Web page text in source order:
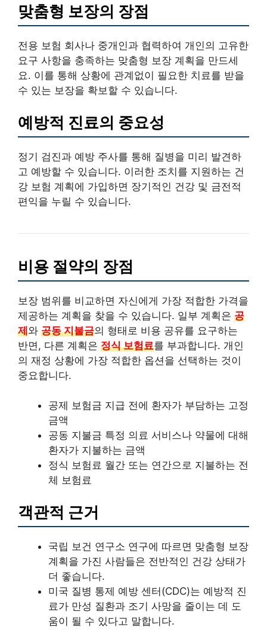
맞춤형 보장의 장점
전용 보험 회사나 중개인과 협력하여 개인의 고유한
요구 사항을 충족하는 맞춤형 보장 계획을 만드세
요. 이를 통해 상황에 관계없이 필요한 치료를 받을
수 있는 보장을 확보할 수 있습니다.
예방적 진료의 중요성
정기 검진과 예방 주사를 통해 질병을 미리 발견하
고 예방할 수 있습니다. 이러한 조치를 지원하는 건
강 보험 계획에 가입하면 장기적인 건강 및 금전적
편익을 누릴 수 있습니다.
비용 절약의 장점
보장 범위를 비교하면 자신에게 가장 적합한 가격을
제공하는 계획을 찾을 수 있습니다. 일부 계획은 공
제와 공동 지불금의 형태로 비용 공유를 요구하는
반면, 다른 계획은 정식 보험료를 부과합니다. 개인
의 재정 상황에 가장 적합한 옵션을 선택하는 것이
중요합니다.
공제 보험금 지급 전에 환자가 부담하는 고정
금액
공동 지불금 특정 의료 서비스나 약물에 대해
환자가 지불하는 금액
정식 보험료 월간 또는 연간으로 지불하는 전
체 보험료
객관적 근거
국립 보건 연구소 연구에 따르면 맞춤형 보장
계획을 가진 사람들은 전반적인 건강 상태가
더 좋습니다.
미국 질병 통제 예방 센터(CDC)는 예방적 진
료가 만성 질환과 조기 사망을 줄이는 데 도
움이 될 수 있다고 말합니다.